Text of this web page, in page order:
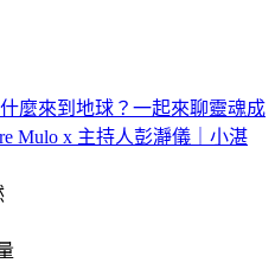
麼來到地球？一起來聊靈魂成
Mulo x 主持人彭瀞儀｜小湛